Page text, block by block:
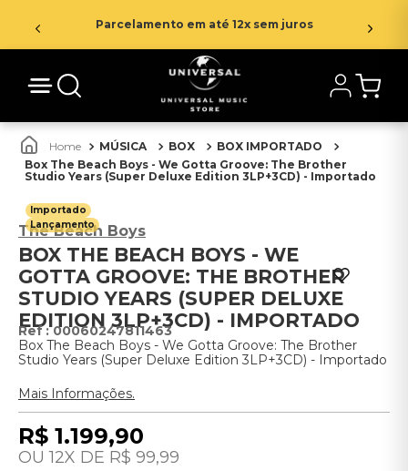
Parcelamento em até 12x sem juros
MÚSICA BOX
BOX IMPORTADO
Box The Beach Boys - We Gotta Groove: The Brother
Studio Years (Super Deluxe Edition 3LP+3CD) - Importado
Importado
Lançamento
The Beach Boys
BOX THE BEACH BOYS - WE
GOTTA GROOVE: THE BROTHER
STUDIO YEARS (SUPER DELUXE
EDITION 3LP+3CD) - IMPORTADO
:00060247811463
Box The Beach Boys - We Gotta Groove: The Brother
Studio Years (Super Deluxe Edition 3LP+3CD) - Importado
Mais Informações.
R$ 1.199,90
12 R$ 99,99